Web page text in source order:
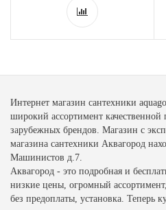
Интернет магазин сантехники
широкий ассортимент
зарубежных брендов. Магазин с
магазина сантехники Аквагород
Машинистов д.7.
Аквагород - это подробная и
низкие цены, огромный
без предоплаты, установка. Теперь